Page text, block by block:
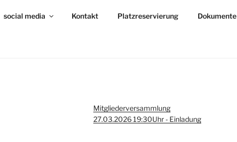
social media Kontakt Platzreservierung Dokumente
Mitgliederversammlung
27.03.2026 19:30Uhr - Einladung